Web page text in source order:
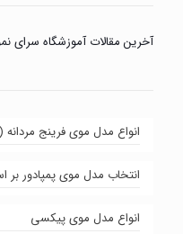
آخرین مقالات آموزشگاه سرای
انواع مدل موی فرینج
انتخاب مدل موی پمپادور
انواع مدل موی پیکسی